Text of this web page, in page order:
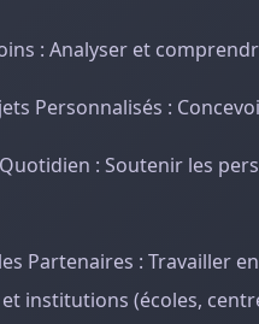
: Analyser et
Personnalisés :
: Soutenir les
Partenaires : Travailler
institutions (écoles,